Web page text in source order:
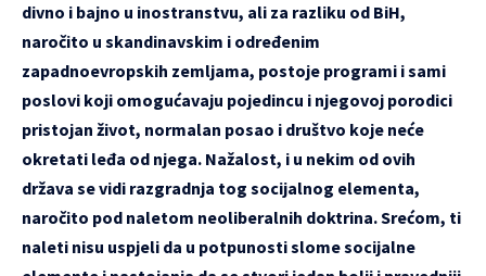
divno i bajno u inostranstvu, ali za razliku od BiH,
naročito u skandinavskim i određenim
zapadnoevropskih zemljama, postoje programi i sami
poslovi koji omogućavaju pojedincu i njegovoj porodici
pristojan život, normalan posao i društvo koje neće
okretati leđa od njega. Nažalost, i u nekim od ovih
država se vidi razgradnja tog socijalnog elementa,
naročito pod naletom neoliberalnih doktrina. Srećom, ti
naleti nisu uspjeli da u potpunosti slome socijalne